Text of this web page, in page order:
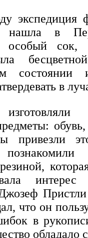
экспедиция
нашла в
особый сок,
состоянии
в
привезли
что он
в